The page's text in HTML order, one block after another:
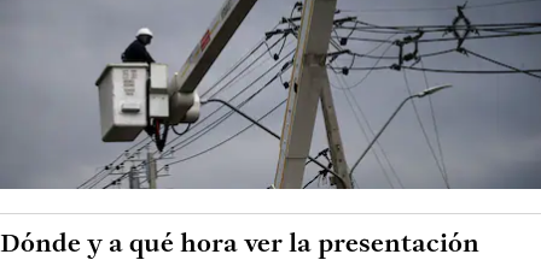
Dónde y a qué hora ver la presentación